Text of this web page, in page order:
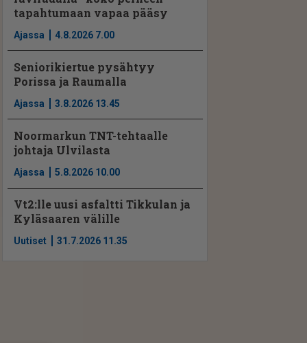
tapahtumaan vapaa pääsy
Ajassa 4.8.2026 7.00
Seniorikiertue pysähtyy
Porissa ja Raumalla
Ajassa 3.8.2026 13.45
Noormarkun TNT-tehtaalle
johtaja Ulvilasta
Ajassa 5.8.2026 10.00
Vt2:lle uusi asfaltti Tikkulan ja
Kyläsaaren välille
Uutiset 31.7.2026 11.35